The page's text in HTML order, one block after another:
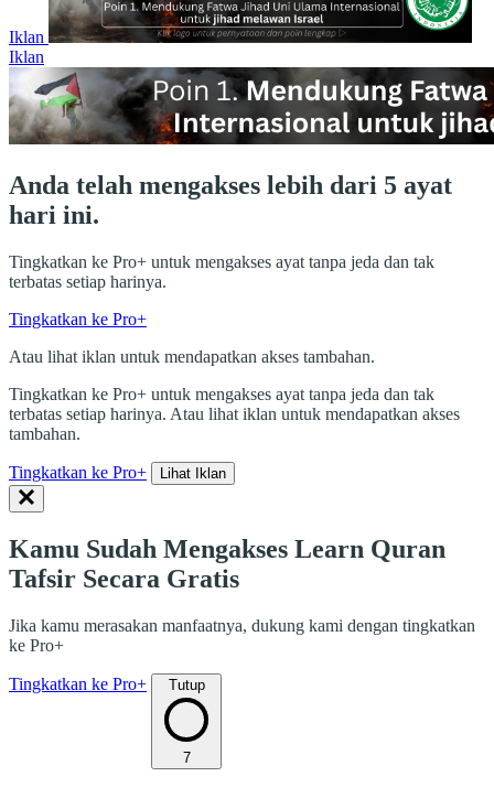
Iklan
Iklan
Anda telah mengakses lebih dari 5 ayat
hari ini.
Tingkatkan ke Pro+ untuk mengakses ayat tanpa jeda dan tak
terbatas setiap harinya.
Tingkatkan ke Pro+
Atau lihat iklan untuk mendapatkan akses tambahan.
Tingkatkan ke Pro+ untuk mengakses ayat tanpa jeda dan tak
terbatas setiap harinya. Atau lihat iklan untuk mendapatkan akses
tambahan.
Tingkatkan ke Pro+ Lihat Iklan
Kamu Sudah Mengakses Learn Quran
Tafsir Secara Gratis
Jika kamu merasakan manfaatnya, dukung kami dengan tingkatkan
ke Pro+
Tingkatkan ke Pro+ Tutup
7